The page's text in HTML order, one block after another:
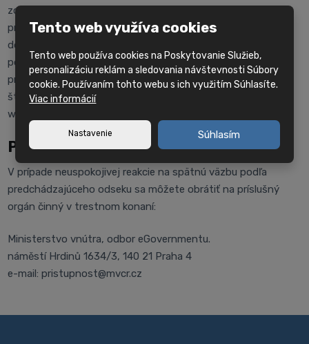
zobrazovaním webovej stránky, ako aj otázky, návrhy alebo
pripomienky týkajúce sa obsahu webovej stránky alebo
dôvodné podozrenie, že webová stránka nie je v súlade s
požiadavkami zákona č. 99/2019 Z. z. v znení neskorších
predpisov, vrátane možnosti podania podnetu na príslušné
štátne orgány, môžete zasielať na adresu [e-mail
webmastera].
Postup vymáhania práva
V prípade neuspokojivej reakcie na spätnú väzbu podľa
predchádzajúceho odseku sa môžete obrátiť na príslušný
orgán činný v trestnom konaní:
Ministerstvo vnútra, odbor eGovernmentu.
náměstí Hrdinů 1634/3, 140 21 Praha 4
e-mail: pristupnost@mvcr.cz
Tento web využíva cookies
Tento web používa cookies na Poskytovanie Služieb,
personalizáciu reklám a sledovania návštevnosti Súbory
cookie. Používaním tohto webu s ich využitím Súhlasíte.
Viac informácií
Nastavenie Súhlasím